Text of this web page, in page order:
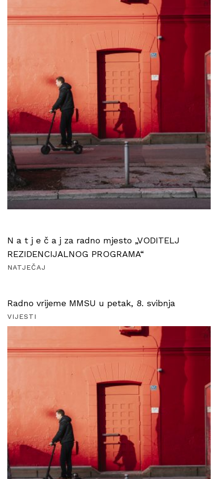
N a t j e č a j za radno mjesto „VODITELJ
REZIDENCIJALNOG PROGRAMA“
NATJEČAJ
Radno vrijeme MMSU u petak, 8. svibnja
VIJESTI